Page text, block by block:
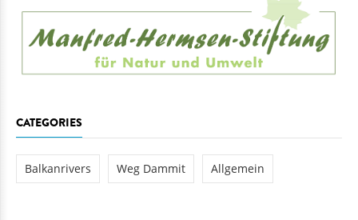
CATEGORIES
Balkanrivers Weg Dammit Allgemein